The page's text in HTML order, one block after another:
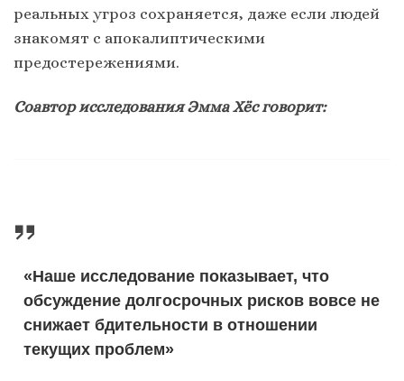
реальных угроз сохраняется, даже если людей
знакомят с апокалиптическими
предостережениями.
Соавтор исследования Эмма Хёс говорит:
«Наше исследование показывает, что
обсуждение долгосрочных рисков вовсе не
снижает бдительности в отношении
текущих проблем»